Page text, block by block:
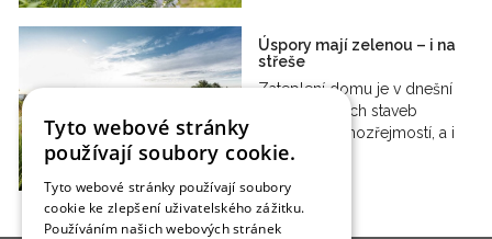
Úspory mají zelenou – i na
střeše
Zateplení domu je v dnešní
době u nových staveb
prakticky samozřejmostí, a i
u…
Tyto webové stránky
používají soubory cookie.
Tyto webové stránky používají soubory
cookie ke zlepšení uživatelského zážitku.
Používáním našich webových stránek